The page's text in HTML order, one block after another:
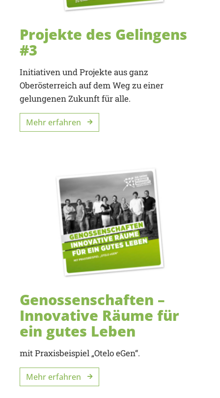
Projekte des Gelingens
#3
Initiativen und Projekte aus ganz
Oberösterreich auf dem Weg zu einer
gelungenen Zukunft für alle.
Mehr erfahren
Genossenschaften –
Innovative Räume für
ein gutes Leben
mit Praxisbeispiel „Otelo eGen“.
Mehr erfahren